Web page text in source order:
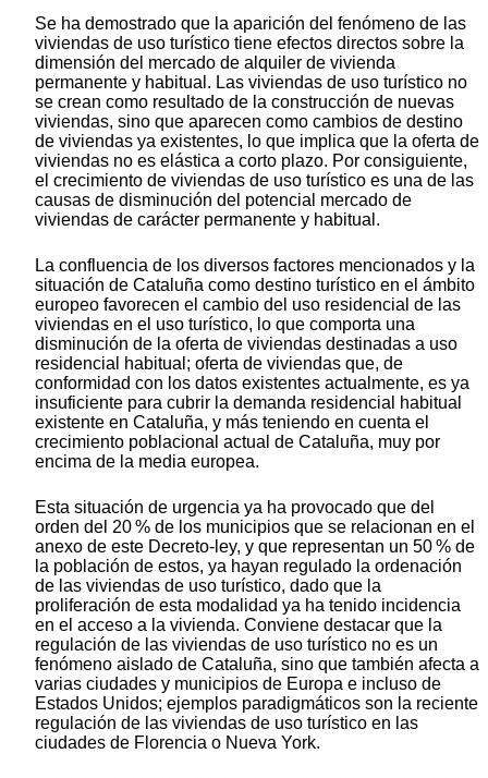
Se ha demostrado que la aparición del fenómeno de las
viviendas de uso turístico tiene efectos directos sobre la
dimensión del mercado de alquiler de vivienda
permanente y habitual. Las viviendas de uso turístico no
se crean como resultado de la construcción de nuevas
viviendas, sino que aparecen como cambios de destino
de viviendas ya existentes, lo que implica que la oferta de
viviendas no es elástica a corto plazo. Por consiguiente,
el crecimiento de viviendas de uso turístico es una de las
causas de disminución del potencial mercado de
viviendas de carácter permanente y habitual.
La confluencia de los diversos factores mencionados y la
situación de Cataluña como destino turístico en el ámbito
europeo favorecen el cambio del uso residencial de las
viviendas en el uso turístico, lo que comporta una
disminución de la oferta de viviendas destinadas a uso
residencial habitual; oferta de viviendas que, de
conformidad con los datos existentes actualmente, es ya
insuficiente para cubrir la demanda residencial habitual
existente en Cataluña, y más teniendo en cuenta el
crecimiento poblacional actual de Cataluña, muy por
encima de la media europea.
Esta situación de urgencia ya ha provocado que del
orden del 20 % de los municipios que se relacionan en el
anexo de este Decreto-ley, y que representan un 50 % de
la población de estos, ya hayan regulado la ordenación
de las viviendas de uso turístico, dado que la
proliferación de esta modalidad ya ha tenido incidencia
en el acceso a la vivienda. Conviene destacar que la
regulación de las viviendas de uso turístico no es un
fenómeno aislado de Cataluña, sino que también afecta a
varias ciudades y municipios de Europa e incluso de
Estados Unidos; ejemplos paradigmáticos son la reciente
regulación de las viviendas de uso turístico en las
ciudades de Florencia o Nueva York.